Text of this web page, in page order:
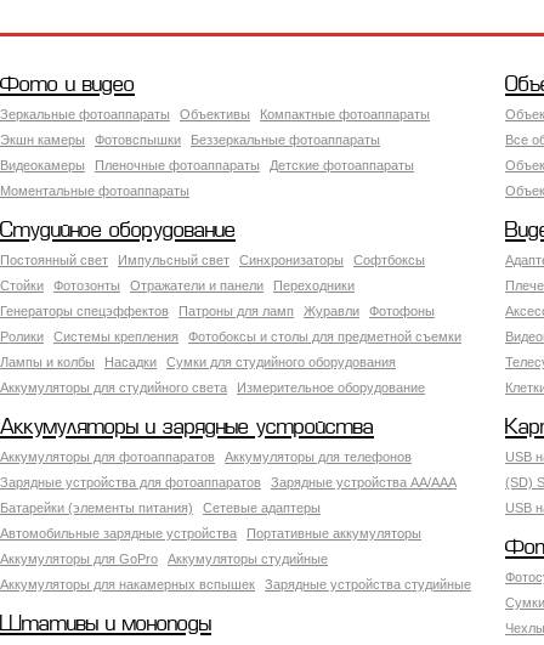
Фото и видео
Зеркальные фотоаппараты Объективы
Компактные фотоаппараты
Экшн камеры
Фотовспышки
Беззеркальные фотоаппараты
Видеокамеры
Пленочные фотоаппараты
Детские фотоаппараты
Моментальные фотоаппараты
Все
Студийное оборудование
Постоянный свет Импульсный свет Синхронизаторы
Софтбоксы
Стойки
Фотозонты Отражатели и панели
Переходники
Генераторы спецэффектов
Патроны для ламп Журавли
Фотофоны
Ролики
Системы крепления
Фотобоксы и столы для предметной съемки
Лампы и колбы
Насадки
Сумки для студийного оборудования
Аккумуляторы для студийного света
Измерительное оборудование
Аккумуляторы и зарядные устройства
Аккумуляторы для фотоаппаратов
Аккумуляторы для телефонов
Зарядные устройства для фотоаппаратов
Зарядные устройства AA/AAA
Батарейки (элементы питания)
Сетевые адаптеры
Автомобильные зарядные устройства
Портативные аккумуляторы
Аккумуляторы для GoPro
Аккумуляторы студийные
Аккумуляторы для накамерных вспышек
Зарядные устройства студийные
USB
(SD)
USB
Штативы и моноподы